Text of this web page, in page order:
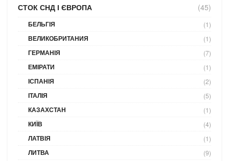
СТОК СНД І ЄВРОПА (45)
БЕЛЬГІЯ (1)
ВЕЛИКОБРИТАНИЯ (1)
ГЕРМАНІЯ (7)
ЕМІРАТИ (1)
ІСПАНІЯ (2)
ІТАЛІЯ (5)
КАЗАХСТАН (1)
КИЇВ (4)
ЛАТВІЯ (1)
ЛИТВА (9)